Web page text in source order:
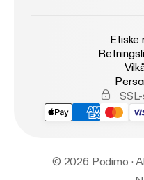
Etiske
© 2026 Podimo ·